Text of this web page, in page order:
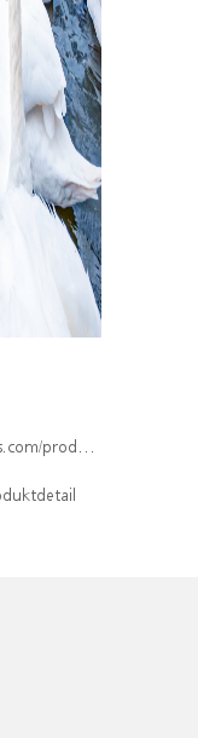
isin/DE000UH7CJ57